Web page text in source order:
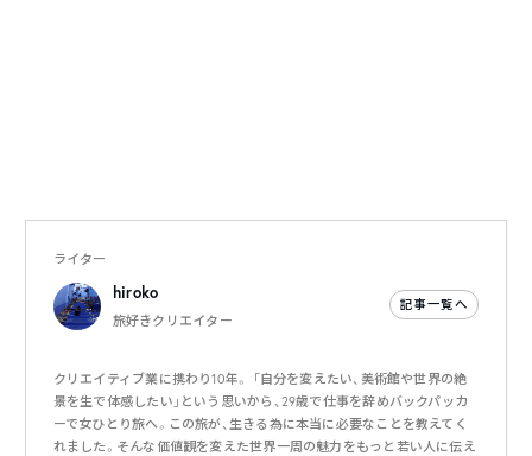
ライター
hiroko
旅好きクリエイター
記事一覧へ
クリエイティブ業に携わり10年。 「自分を変えたい、美術館や世界の絶
景を生で体感したい」という思いから、29歳で仕事を辞めバックパッカ
ーで女ひとり旅へ。この旅が、生きる為に本当に必要なことを教えてく
れました。そんな価値観を変えた世界一周の魅力をもっと若い人に伝え